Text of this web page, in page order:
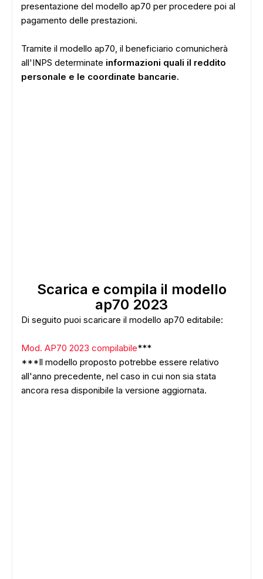
presentazione del modello ap70 per procedere poi al
pagamento delle prestazioni.
Tramite il modello ap70, il beneficiario comunicherà
all'INPS determinate informazioni quali il reddito
personale e le coordinate bancarie.
Scarica e compila il modello
ap70 2023
Di seguito puoi scaricare il modello ap70 editabile:
Mod. AP70 2023 compilabile***
***Il modello proposto potrebbe essere relativo
all'anno precedente, nel caso in cui non sia stata
ancora resa disponibile la versione aggiornata.